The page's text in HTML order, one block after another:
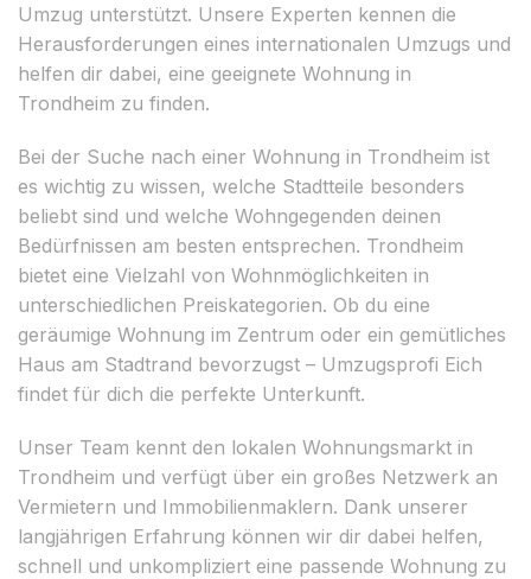
Umzug unterstützt. Unsere Experten kennen die
Herausforderungen eines internationalen Umzugs und
helfen dir dabei, eine geeignete Wohnung in
Trondheim zu finden.
Bei der Suche nach einer Wohnung in Trondheim ist
es wichtig zu wissen, welche Stadtteile besonders
beliebt sind und welche Wohngegenden deinen
Bedürfnissen am besten entsprechen. Trondheim
bietet eine Vielzahl von Wohnmöglichkeiten in
unterschiedlichen Preiskategorien. Ob du eine
geräumige Wohnung im Zentrum oder ein gemütliches
Haus am Stadtrand bevorzugst – Umzugsprofi Eich
findet für dich die perfekte Unterkunft.
Unser Team kennt den lokalen Wohnungsmarkt in
Trondheim und verfügt über ein großes Netzwerk an
Vermietern und Immobilienmaklern. Dank unserer
langjährigen Erfahrung können wir dir dabei helfen,
schnell und unkompliziert eine passende Wohnung zu